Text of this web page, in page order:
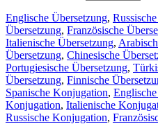
Englische Übersetzung,
Übersetzung, Französische
Italienische Übersetzung,
Übersetzung, Chinesische
Portugiesische Übersetzung,
Übersetzung, Finnische
Spanische Konjugation,
Konjugation, Italienische
Russische Konjugation,